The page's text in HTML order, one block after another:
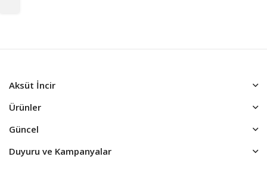
Aksüt İncir
Ürünler
Güncel
Duyuru ve Kampanyalar